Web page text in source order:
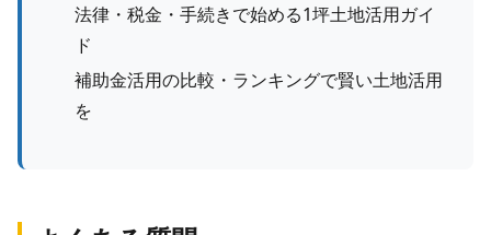
法律・税金・手続きで始める1坪土地活用ガイ
ド
補助金活用の比較・ランキングで賢い土地活用
を